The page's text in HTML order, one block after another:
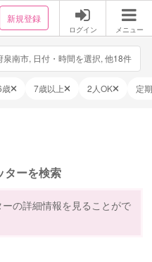
新規登録
ログイン メニュー
南市, 日付・時間を選択, 他18件
歳 7歳以上 2人OK 定
ターを検索
の詳細情報を見ることがで